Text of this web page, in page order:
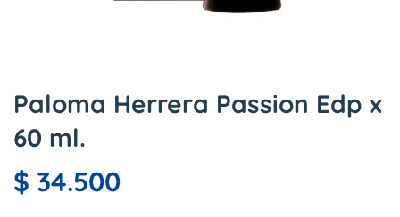
Paloma Herrera Passion Edp x
60 ml.
$ 34.500